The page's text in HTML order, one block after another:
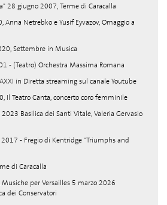
28 giugno 2007, Terme di Caracalla
Anna Netrebko e Yusif Eyvazov, Omaggio a
Settembre in Musica
- (Teatro) Orchestra Massima Romana
in Diretta streaming sul canale Youtube
Il Teatro Canta, concerto coro femminile
Basilica dei Santi Vitale, Valeria Gervasio
- Fregio di Kentridge "Triumphs and
di Caracalla
per Versailles 5 marzo 2026
dei Conservatori